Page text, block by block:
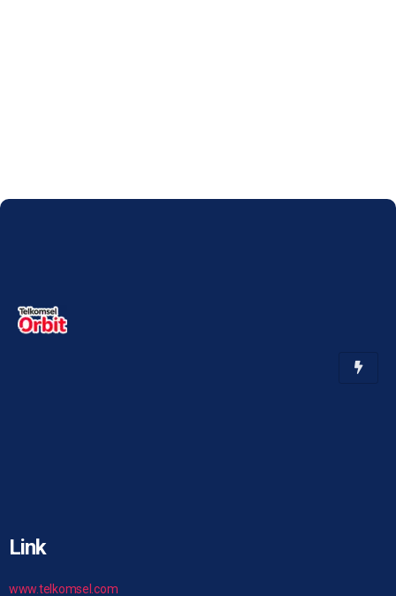
Link
www.telkomsel.com